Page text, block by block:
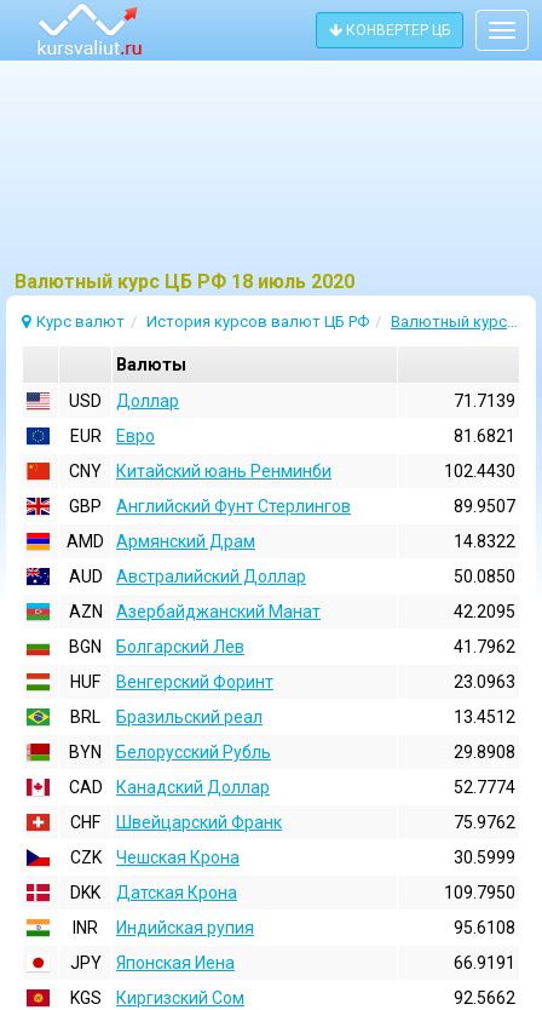
КОНВЕРТЕР ЦБ
Bалютный курс ЦБ РФ 18 июль 2020
Курс валют История курсов валют ЦБ РФ Валютный курс 18 Июль 2020
Валюты
USD
Доллар
71.7139
EUR
Евро
81.6821
CNY
Китайский юань Ренминби
102.4430
GBP
Английский Фунт Стерлингов
89.9507
AMD
Армянский Драм
14.8322
AUD
Австралийский Доллар
50.0850
AZN
Азербайджанский Манат
42.2095
BGN
Болгарский Лев
41.7962
HUF
Венгерский Форинт
23.0963
BRL
Бразильский реал
13.4512
BYN
Белорусский Рубль
29.8908
CAD
Канадский Доллар
52.7774
CHF
Швейцарский Франк
75.9762
CZK
Чешская Крона
30.5999
DKK
Датская Крона
109.7950
INR
Индийская pупия
95.6108
JPY
Японская Иена
66.9191
KGS
Киргизский Сом
92.5662